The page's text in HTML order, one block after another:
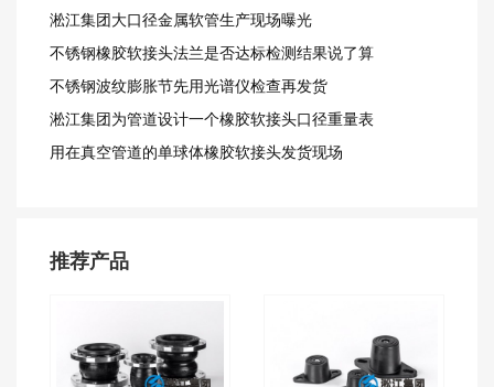
淞江集团大口径金属软管生产现场曝光
不锈钢橡胶软接头法兰是否达标检测结果说了算
不锈钢波纹膨胀节先用光谱仪检查再发货
淞江集团为管道设计一个橡胶软接头口径重量表
用在真空管道的单球体橡胶软接头发货现场
推荐产品